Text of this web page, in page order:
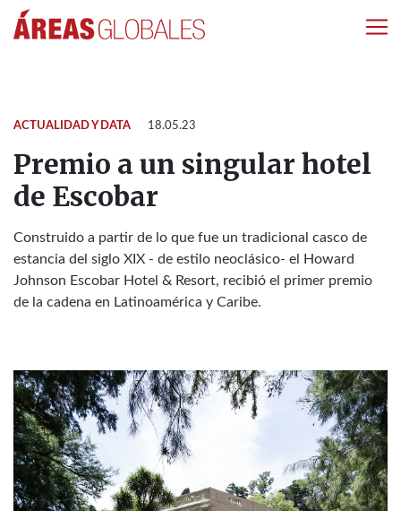
ACTUALIDAD Y DATA 18.05.23
Premio a un singular hotel
de Escobar
Construido a partir de lo que fue un tradicional casco de
estancia del siglo XIX - de estilo neoclásico- el Howard
Johnson Escobar Hotel & Resort, recibió el primer premio
de la cadena en Latinoamérica y Caribe.